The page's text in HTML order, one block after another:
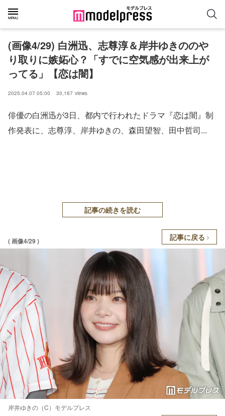
(画像4/29) 白洲迅、志尊淳＆岸井ゆきののや
り取りに嫉妬心？「すでに空気感が出来上が
ってる」【恋は闇】
2025.04.07 05:00 30,167 views
俳優の白洲迅が3日、都内で行われたドラマ『恋は闇』制
作発表に、志尊淳、岸井ゆきの、森田望智、田中哲司...
記事の続きを読む
( 画像4/29 ) 記事に戻る
岸井ゆきの（C）モデルプレス